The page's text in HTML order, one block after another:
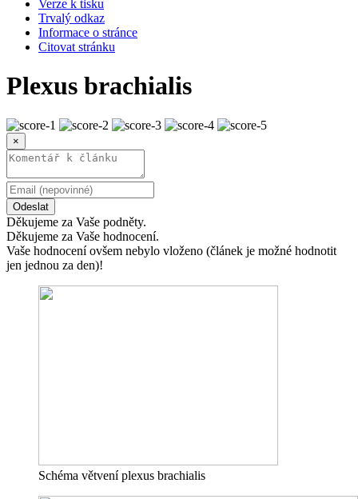
Verze k tisku
Trvalý odkaz
Informace o stránce
Citovat stránku
Plexus brachialis
×
Odeslat
Děkujeme za Vaše podněty.
Děkujeme za Vaše hodnocení.
Vaše hodnocení ovšem nebylo vloženo (článek je možné hodnotit
jen jednou za den)!
Schéma větvení plexus brachialis